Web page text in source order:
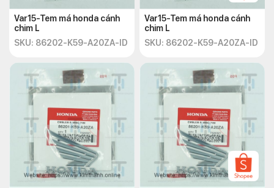
Var15-Tem má honda cánh
chim L
SKU: 86202-K59-A20ZA-ID
Var15-Tem má honda cánh
chim L
SKU: 86202-K59-A20ZA-ID